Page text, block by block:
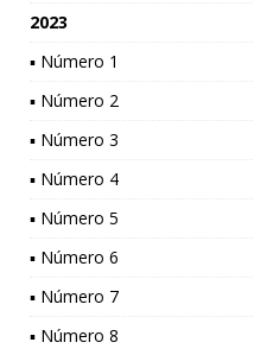
2023
▪ Número 1
▪ Número 2
▪ Número 3
▪ Número 4
▪ Número 5
▪ Número 6
▪ Número 7
▪ Número 8